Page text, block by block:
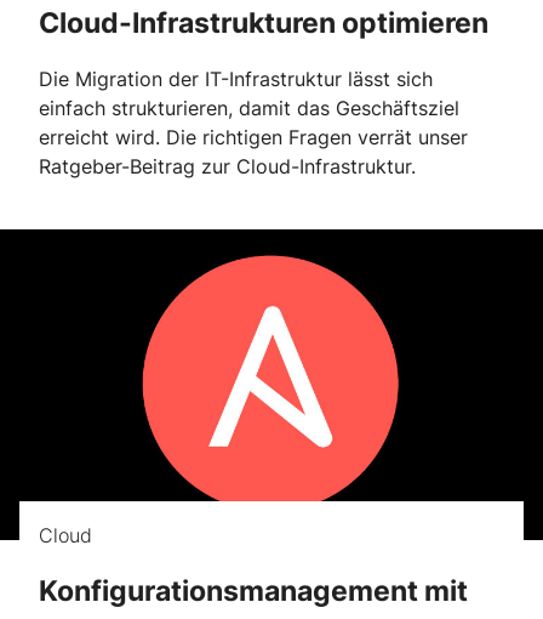
Cloud-Infrastrukturen optimieren
Die Migration der IT-Infrastruktur lässt sich
einfach strukturieren, damit das Geschäftsziel
erreicht wird. Die richtigen Fragen verrät unser
Ratgeber-Beitrag zur Cloud-Infrastruktur.
Cloud
Konfigurationsmanagement mit